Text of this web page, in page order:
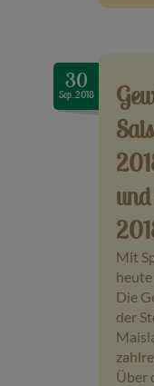
30
Sep..2018
Mit
Die
der
Über